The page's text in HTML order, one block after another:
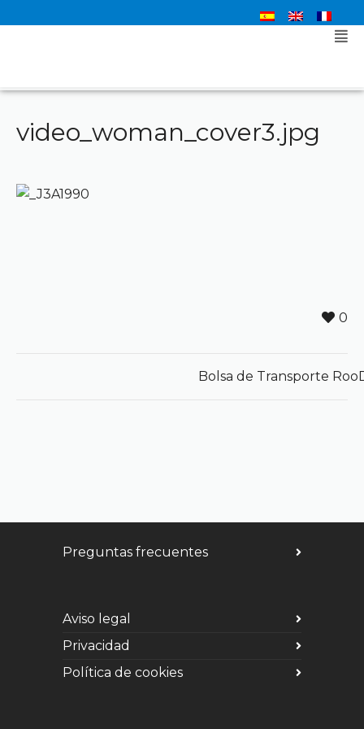
video_woman_cover3.jpg
0
Bolsa de Transporte
Preguntas frecuentes
Aviso legal
Privacidad
Política de cookies